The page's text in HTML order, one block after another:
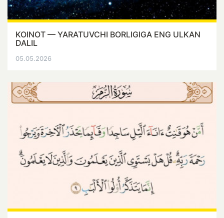
KOINOT — YARATUVCHI BORLIGIGA ENG ULKAN
DALIL
05.05.2026